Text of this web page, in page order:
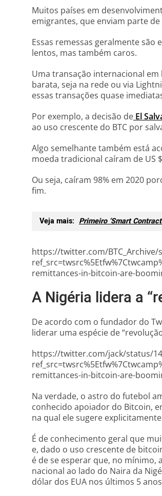
Muitos países em
emigrantes, que enviam parte
Essas remessas geralmente são
lentos, mas também caros.
Uma transação internacional
barata, seja na rede ou via
essas transações quase
Por exemplo, a decisão de El
ao uso crescente do BTC por
Algo semelhante também está
moeda tradicional caíram de US
Ou seja, caíram 98% em 2020
fim.
Veja mais: Primeiro ‘Smart
https://twitter.com/BTC_Archive/
remittances-in-bitcoin-are-
A Nigéria lidera a
De acordo com o fundador do
liderar uma espécie de
https://twitter.com/jack/status/
remittances-in-bitcoin-are-
Na verdade, o astro do futebol
conhecido apoiador do Bitcoin,
na qual ele sugere
É de conhecimento geral que
e, dado o uso crescente de
é de se esperar que, no mínimo,
nacional ao lado do Naira da
dólar dos EUA nos últimos 5